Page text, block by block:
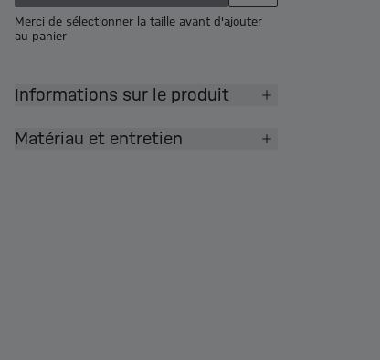
Merci de sélectionner la taille avant d'ajouter
au panier
Informations sur le produit
Matériau et entretien